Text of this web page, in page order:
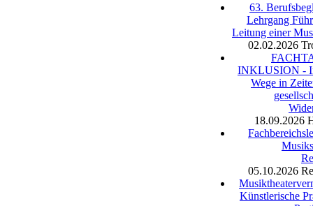
63.
Lehrgang
Leitung einer
02.02.2026
INKLUSION -
Wege in
18.09.2026
05.10.2026
Künstlerische